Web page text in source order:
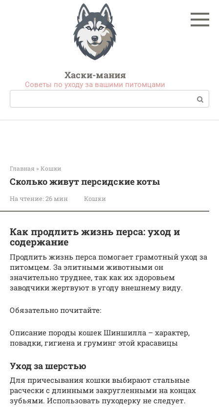
Хаски-мания
Советы по уходу за вашими питомцами
Поиск:
Главная » Кошки
Сколько живут персидские коты
На чтение: 26 мин Кошки
Как продлить жизнь перса: уход и
содержание
Продлить жизнь перса помогает грамотный уход за
питомцем. За элитными животными он
значительно труднее, так как их здоровьем
заводчики жертвуют в угоду внешнему виду.
Обязательно почитайте:
Описание породы кошек Шиншилла – характер,
повадки, гигиена и груминг этой красавицы
Уход за шерстью
Для причесывания кошки выбирают стальные
расчески с длинными закругленными на концах
зубьями. Использовать пуходерку не следует.